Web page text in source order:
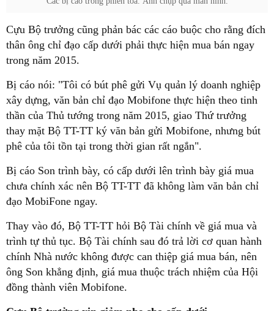
Cựu Bộ trưởng cũng phản bác các cáo buộc cho rằng đích
thân ông chỉ đạo cấp dưới phải thực hiện mua bán ngay
trong năm 2015.
Bị cáo nói: "Tôi có bút phê gửi Vụ quản lý doanh nghiệp
xây dựng, văn bản chỉ đạo Mobifone thực hiện theo tinh
thần của Thủ tướng trong năm 2015, giao Thứ trưởng
thay mặt Bộ TT-TT ký văn bản gửi Mobifone, nhưng bút
phê của tôi tồn tại trong thời gian rất ngắn".
Bị cáo Son trình bày, có cấp dưới lên trình bày giá mua
chưa chính xác nên Bộ TT-TT đã không làm văn bản chỉ
đạo MobiFone ngay.
Thay vào đó, Bộ TT-TT hỏi Bộ Tài chính về giá mua và
trình tự thủ tục. Bộ Tài chính sau đó trả lời cơ quan hành
chính Nhà nước không được can thiệp giá mua bán, nên
ông Son khẳng định, giá mua thuộc trách nhiệm của Hội
đồng thành viên Mobifone.